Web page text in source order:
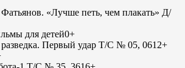
«Лучше петь, чем плакать» Д/
для детей0+
Первый удар Т/С № 05, 0612+